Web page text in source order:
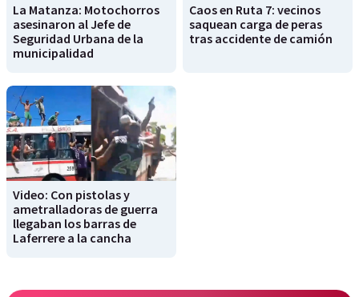
La Matanza: Motochorros
asesinaron al Jefe de
Seguridad Urbana de la
municipalidad
Caos en Ruta 7: vecinos
saquean carga de peras
tras accidente de camión
Video: Con pistolas y
ametralladoras de guerra
llegaban los barras de
Laferrere a la cancha